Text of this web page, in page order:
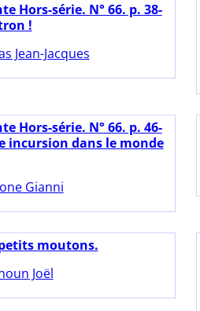
Hors-série. N° 66. p. 38-
!
Jean-Jacques
Hors-série. N° 66. p. 46-
incursion dans le monde
Gianni
moutons.
Joël